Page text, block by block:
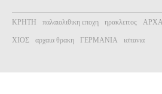
ΚΡΗΤΗ παλαιολιθικη εποχη ηρακλειτος
ΧΙΟΣ αρχαια θρακη ΓΕΡΜΑΝΙΑ ισπανια